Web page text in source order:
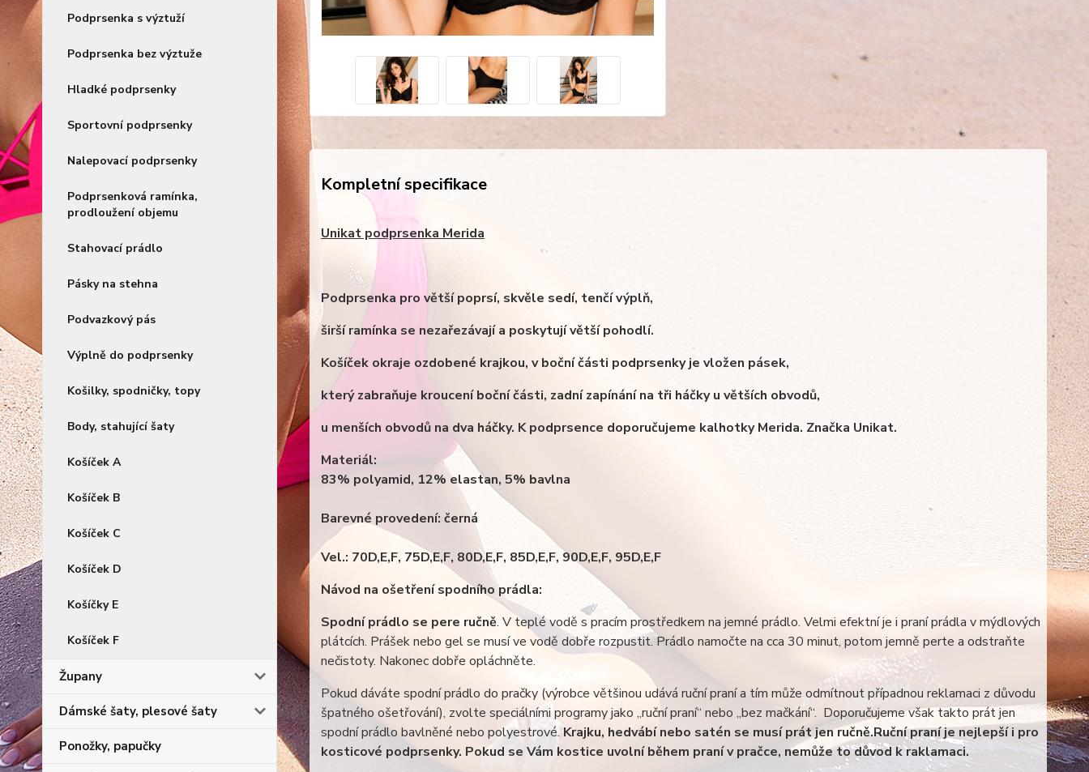
Podprsenka s výztuží
Podprsenka bez výztuže
Hladké podprsenky
Sportovní podprsenky
Nalepovací podprsenky
Podprsenková ramínka,
prodloužení objemu
Stahovací prádlo
Pásky na stehna
Podvazkový pás
Výplně do podprsenky
Košilky, spodničky, topy
Body, stahující šaty
Košíček A
Košíček B
Košíček C
Košíček D
Košíčky E
Košíček F
Župany
Dámské šaty, plesové šaty
Ponožky, papučky
Kompletní specifikace
Unikat podprsenka Merida
Podprsenka pro větší poprsí, skvěle sedí, tenčí výplň,
širší ramínka se nezařezávají a poskytují větší pohodlí.
Košíček okraje ozdobené krajkou, v boční části podprsenky je vložen pásek,
který zabraňuje kroucení boční části, zadní zapínání na tři háčky u větších obvodů,
u menších obvodů na dva háčky. K podprsence doporučujeme kalhotky Merida. Značka Unikat.
Materiál:
83% polyamid, 12% elastan, 5% bavlna
Barevné provedení: černá
Vel.: 70D,E,F, 75D,E,F, 80D,E,F, 85D,E,F, 90D,E,F, 95D,E,F
Návod na ošetření spodního prádla:
Spodní prádlo se pere ručně. V teplé vodě s pracím prostředkem na jemné prádlo. Velmi efektní je i praní prádla v mýdlových
plátcích. Prášek nebo gel se musí ve vodě dobře rozpustit. Prádlo namočte na cca 30 minut, potom jemně perte a odstraňte
nečistoty. Nakonec dobře opláchněte.
Pokud dáváte spodní prádlo do pračky (výrobce většinou udává ruční praní a tím může odmítnout případnou reklamaci z důvodu
špatného ošetřování), zvolte speciálními programy jako „ruční praní“ nebo „bez mačkání“. Doporučujeme však takto prát jen
spodní prádlo bavlněné nebo polyestrové. Krajku, hedvábí nebo satén se musí prát jen ručně.Ruční praní je nejlepší i pro
kosticové podprsenky. Pokud se Vám kostice uvolní během praní v pračce, nemůže to důvod k raklamaci.